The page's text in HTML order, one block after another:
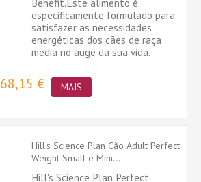
Benefit.Este alimento é
especificamente formulado para
satisfazer as necessidades
energéticas dos cães de raça
média no auge da sua vida.
68,15 € MAIS
Hill's Science Plan Cão Adult Perfect
Weight Small e Mini...
Hill's Science Plan Perfect